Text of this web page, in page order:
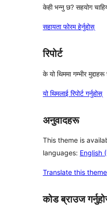
केही भन्नु छ? सहयोग
सहायता फोरम हेर्नुहोस्
रिपोर्ट
के यो थिममा गम्भीर
यो थिमलाई रिपोर्ट गर्नुहोस्
अनुवादहरू
This theme is
languages: English
Translate this theme
कोड ब्राउज